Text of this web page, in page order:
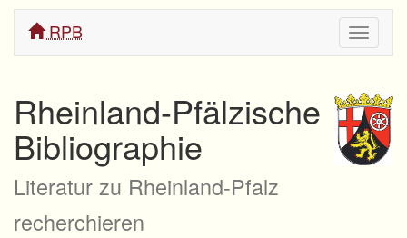
ein/
RPB
Rheinland-Pfälzische
Bibliographie
Literatur zu Rheinland-Pfalz
recherchieren